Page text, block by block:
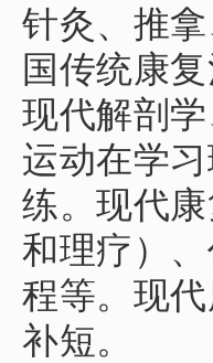
针灸、推
国传统康复
现代解剖
运动在学
练。现代
和理疗）
程等。 现
补短。